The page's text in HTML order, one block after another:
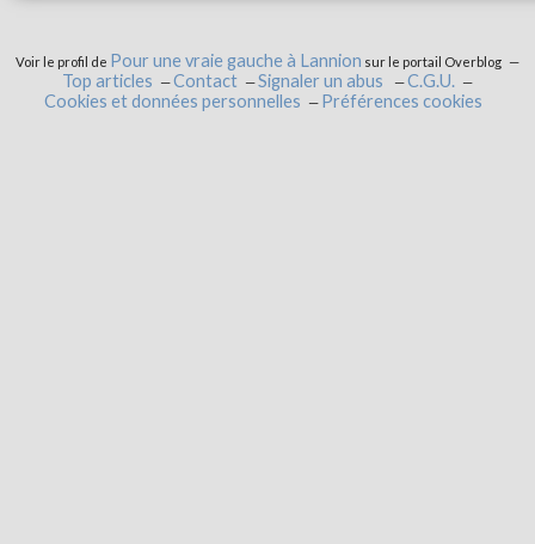
Voir le profil de Pour une vraie gauche à Lannion sur le portail Overblog
Top articles Contact Signaler un abus
C.G.U.
Cookies et données personnelles
Préférences cookies